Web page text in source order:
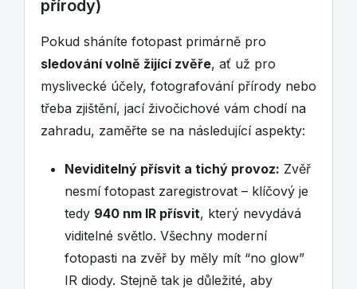
přírody)
Pokud sháníte fotopast primárně pro
sledování volně žijící zvěře, ať už pro
myslivecké účely, fotografování přírody nebo
třeba zjištění, jací živočichové vám chodí na
zahradu, zaměřte se na následující aspekty:
Neviditelný přísvit a tichý provoz: Zvěř
nesmí fotopast zaregistrovat – klíčový je
tedy 940 nm IR přísvit, který nevydává
viditelné světlo. Všechny moderní
fotopasti na zvěř by měly mít “no glow”
IR diody. Stejně tak je důležité, aby